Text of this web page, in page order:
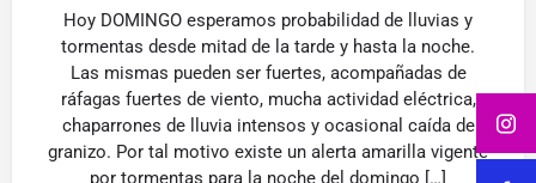
Hoy DOMINGO esperamos probabilidad de lluvias y
tormentas desde mitad de la tarde y hasta la noche.
Las mismas pueden ser fuertes, acompañadas de
ráfagas fuertes de viento, mucha actividad eléctrica,
chaparrones de lluvia intensos y ocasional caída de
granizo. Por tal motivo existe un alerta amarilla vigente
por tormentas para la noche del domingo […]